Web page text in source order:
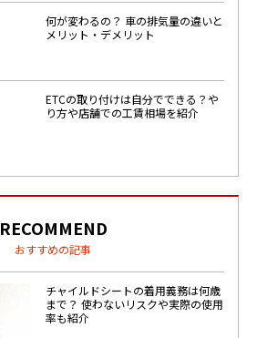
何が変わるの？ 車の排気量の違いと
メリット・デメリット
ETCの取り付けは自分でできる？や
り方や店舗での工賃相場を紹介
RECOMMEND
おすすめの記事
チャイルドシートの着用義務は何歳
まで？ 使わないリスクや実際の使用
率も紹介